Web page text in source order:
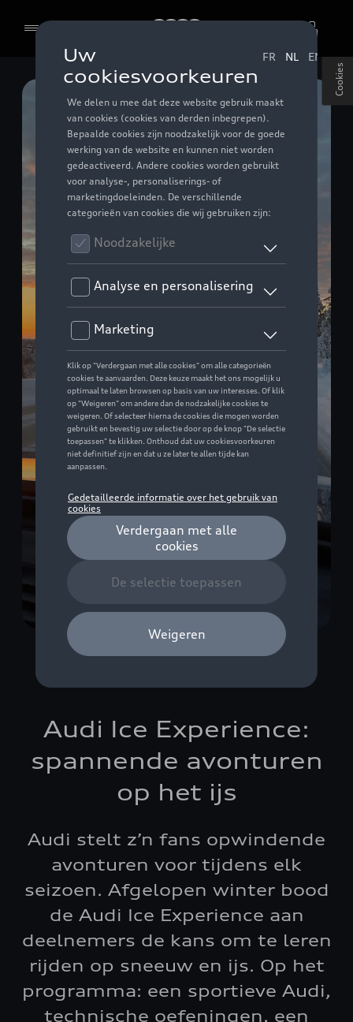
Cookies
Audi Ice Experience:
spannende avonturen
op het ijs
Audi stelt z’n fans opwindende
avonturen voor tijdens elk
seizoen. Afgelopen winter bood
de Audi Ice Experience aan
deelnemers de kans om te leren
rijden op sneeuw en ijs. Op het
programma: een sportieve Audi,
technische oefeningen, een